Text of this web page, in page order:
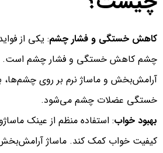
کاهش خستگی و فشار چشم: یکی از
چشم کاهش خستگی و فشار چشم است.
آرامش‌بخش و ماساژ نرم بر روی
خستگی عضلات چشم می‌شود.
بهبود خواب: استفاده منظم از عینک
کیفیت خواب کمک کند. ماساژ